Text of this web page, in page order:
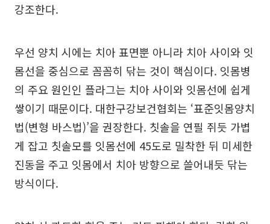
강조한다.
우선 양치 시에는 치아 표면뿐 아니라 치아 사이와 잇
몸선을 중심으로 꼼꼼히 닦는 것이 핵심이다. 잇몸병
의 주요 원인인 플라그는 치아 사이와 잇몸선에 쉽게
쌓이기 때문이다. 대한구강보건협회는 ‘표준잇몸양치
법(변형 바스법)’을 권장한다. 칫솔을 연필 쥐듯 가볍
게 잡고 칫솔모를 잇몸선에 45도로 밀착한 뒤 미세한
진동을 주고 잇몸에서 치아 방향으로 쓸어내듯 닦는
방식이다.